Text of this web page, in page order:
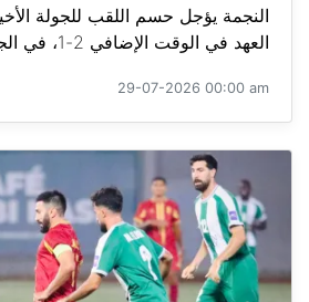
النجمة يؤجل حسم اللقب للجولة
العهد في الوقت الإضافي 2-1، في الجولة ال...
29-07-2026 00:00 am